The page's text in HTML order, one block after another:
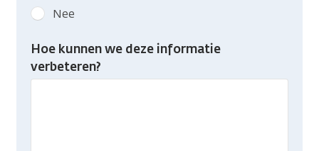
kanker.nl
feedback:
Heb
gevonden
Nee
Hoe kunnen we deze informatie
verbeteren?